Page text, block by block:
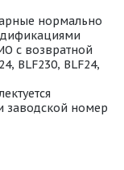
нормально
с возвратной
BLF230, BLF24,
заводской номер